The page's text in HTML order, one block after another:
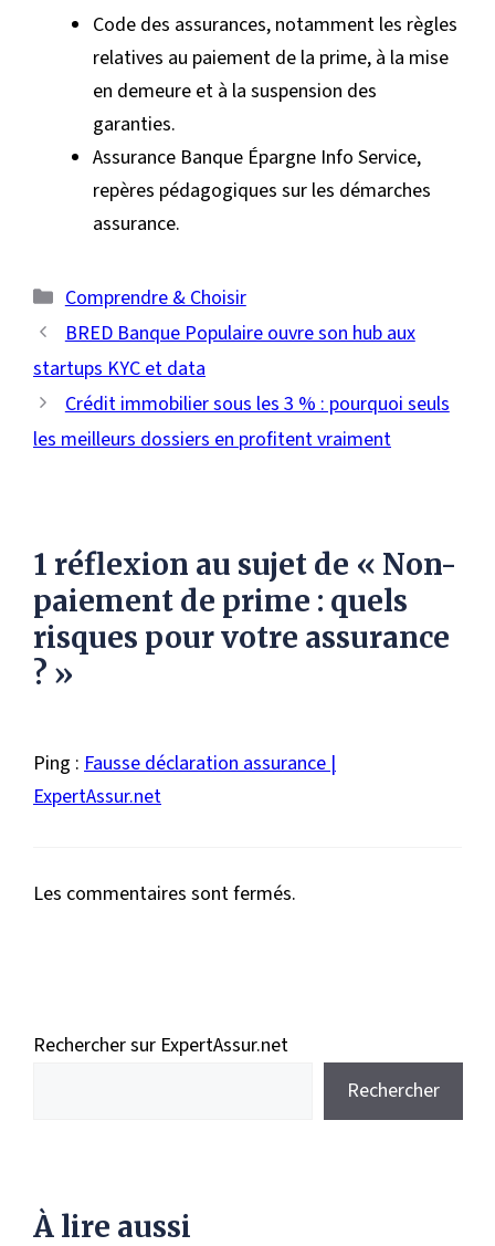
Code des assurances, notamment les règles
relatives au paiement de la prime, à la mise
en demeure et à la suspension des
garanties.
Assurance Banque Épargne Info Service,
repères pédagogiques sur les démarches
assurance.
Catégories
Comprendre & Choisir
BRED Banque Populaire ouvre son hub aux
startups KYC et data
Crédit immobilier sous les 3 % : pourquoi seuls
les meilleurs dossiers en profitent vraiment
1 réflexion au sujet de « Non-
paiement de prime : quels
risques pour votre assurance
? »
Ping : Fausse déclaration assurance |
ExpertAssur.net
Les commentaires sont fermés.
Rechercher sur ExpertAssur.net
Rechercher
À lire aussi